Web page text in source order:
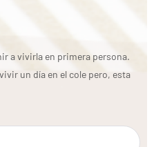
a vivirla en primera persona.
un día en el cole pero, esta